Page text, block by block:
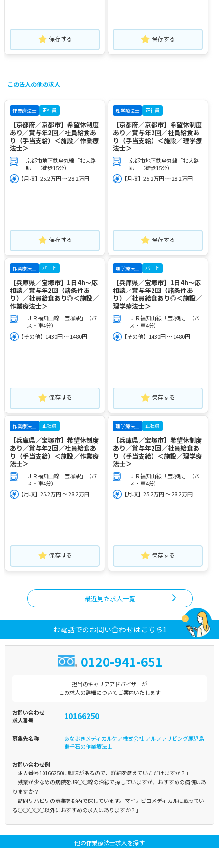
保存する 保存する
この法人の他の求人
作業療法士 正社員
【京都府／京都市】希望休制度
あり／賞与年2回／社員給食あ
り（手当支給）＜施設／作業療
法士＞
京都市地下鉄烏丸線「北大路
駅」（徒歩15分）
【月収】25.2万円 ～ 28.2万円
保存する
理学療法士 正社員
【京都府／京都市】希望休制度
あり／賞与年2回／社員給食あ
り（手当支給）＜施設／理学療
法士＞
京都市地下鉄烏丸線「北大路
駅」（徒歩15分）
【月収】25.2万円 ～ 28.2万円
保存する
作業療法士 パート
【兵庫県／宝塚市】1日4h～応
相談／賞与年2回（諸条件あ
り）／社員給食あり◎＜施設／
作業療法士＞
ＪＲ福知山線「宝塚駅」（バ
ス・車4分）
【その他】1430円 ～ 1480円
保存する
理学療法士 パート
【兵庫県／宝塚市】1日4h～応
相談／賞与年2回（諸条件あ
り）／社員給食あり◎＜施設／
理学療法士＞
ＪＲ福知山線「宝塚駅」（バ
ス・車4分）
【その他】1430円 ～ 1480円
保存する
作業療法士 正社員
【兵庫県／宝塚市】希望休制度
あり／賞与年2回／社員給食あ
り（手当支給）＜施設／作業療
法士＞
ＪＲ福知山線「宝塚駅」（バ
ス・車4分）
【月収】25.2万円 ～ 28.2万円
保存する
理学療法士 正社員
【兵庫県／宝塚市】希望休制度
あり／賞与年2回／社員給食あ
り（手当支給）＜施設／理学療
法士＞
ＪＲ福知山線「宝塚駅」（バ
ス・車4分）
【月収】25.2万円 ～ 28.2万円
保存する
最近見た求人一覧
お電話でのお問い合わせはこちら1
0120-941-651
担当のキャリアアドバイザーが
この求人の詳細についてご案内いたします
お問い合わせ
求人番号
10166250
募集先名称
あなぶきメディカルケア株式会社 アルファリビング鹿児島
東千石の作業療法士
お問い合わせ例
「求人番号10166250に興味があるので、詳細を教えていただけますか？」
「残業が少なめの病院をJR○○線の沿線で探していますが、おすすめの病院はあ
りますか？」
「訪問リハビリの募集を都内で探しています。マイナビコメディカルに載ってい
る○○○○○以外におすすめの求人はありますか？」
他の作業療法士求人を探す